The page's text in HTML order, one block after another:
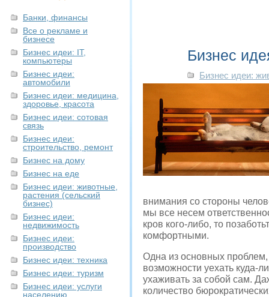
Банки, финансы
Все о рекламе и
бизнесе
Бизнес идеи: IT,
компьютеры
Бизнес идеи:
автомобили
Бизнес идеи: медицина,
здоровье, красота
Бизнес идеи: сотовая
связь
Бизнес идеи:
строительство, ремонт
Бизнес на дому
Бизнес на еде
Бизнес идеи: животные,
растения (сельский
бизнес)
Бизнес идеи:
недвижимость
Бизнес идеи:
производство
Бизнес идеи: техника
Бизнес идеи: туризм
Бизнес идеи: услуги
населению
Бизнес
Бизнес идеи:
внимания со стороны
мы все несем
кров кого-либо, то
комфортными.
Одна из основных проблем,
возможности уехать куда-
ухаживать за собой сам.
количество